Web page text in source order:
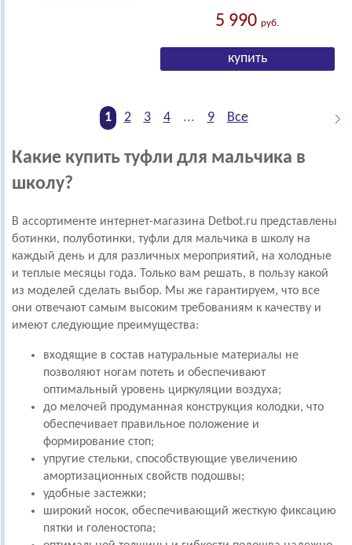
5 990руб.
1 2 3 4 ... 9 Все
Какие купить туфли для мальчика в
школу?
В ассортименте интернет-магазина Detbot.ru представлены
ботинки, полуботинки, туфли для мальчика в школу на
каждый день и для различных мероприятий, на холодные
и теплые месяцы года. Только вам решать, в пользу какой
из моделей сделать выбор. Мы же гарантируем, что все
они отвечают самым высоким требованиям к качеству и
имеют следующие преимущества:
входящие в состав натуральные материалы не
позволяют ногам потеть и обеспечивают
оптимальный уровень циркуляции воздуха;
до мелочей продуманная конструкция колодки, что
обеспечивает правильное положение и
формирование стоп;
упругие стельки, способствующие увеличению
амортизационных свойств подошвы;
удобные застежки;
широкий носок, обеспечивающий жесткую фиксацию
пятки и голеностопа;